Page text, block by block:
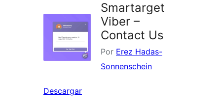
Smartarget
Viber –
Contact Us
Por Erez Hadas-
Sonnenschein
Descargar